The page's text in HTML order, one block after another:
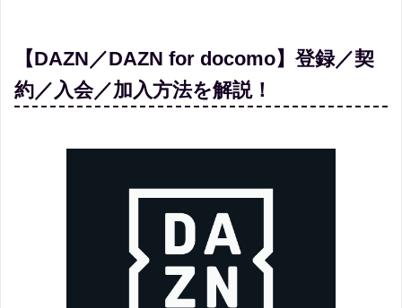
【DAZN／DAZN for docomo】登録／契
約／入会／加入方法を解説！